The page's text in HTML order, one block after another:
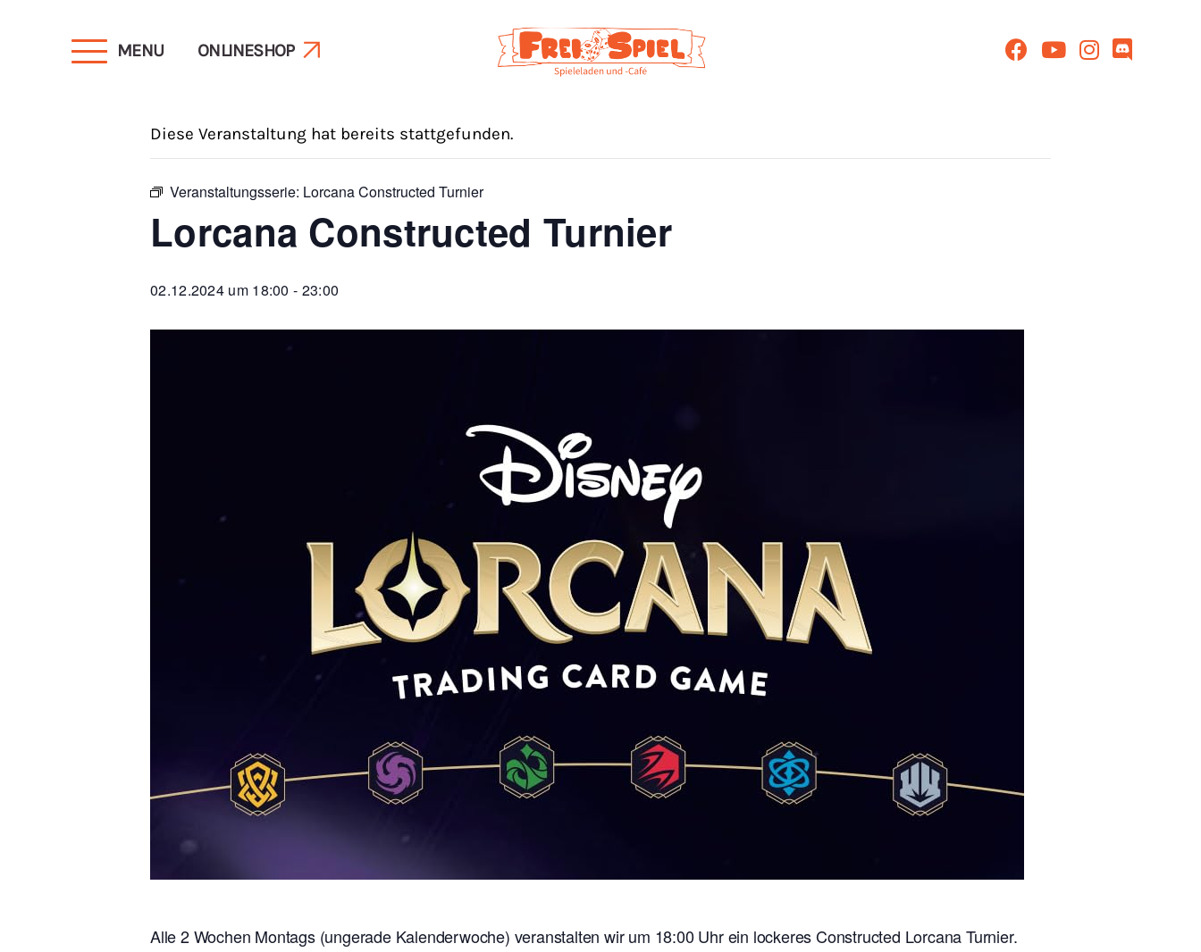
MENU ONLINESHOP
Diese Veranstaltung hat bereits stattgefunden.
Veranstaltungsserie: Lorcana Constructed Turnier
Lorcana Constructed Turnier
02.12.2024 um 18:00 - 23:00
Alle 2 Wochen Montags (ungerade Kalenderwoche) veranstalten wir um 18:00 Uhr ein lockeres Constructed Lorcana Turnier.